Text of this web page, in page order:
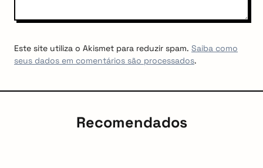
Este site utiliza o Akismet para reduzir spam. Saiba como
seus dados em comentários são processados.
Recomendados